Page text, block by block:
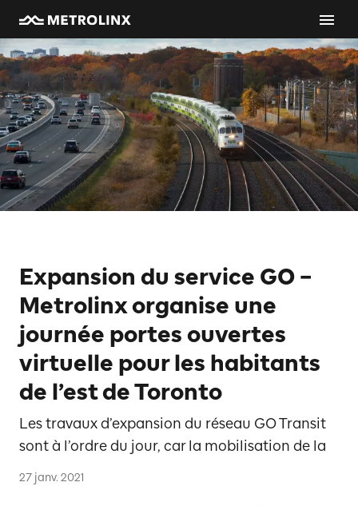
Expansion du service GO –
Metrolinx organise une
journée portes ouvertes
virtuelle pour les habitants
de l’est de Toronto
Les travaux d’expansion du réseau GO Transit
sont à l’ordre du jour, car la mobilisation de la
27 janv. 2021